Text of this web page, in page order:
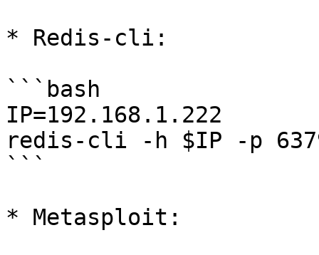
* Redis-cli:
```bash
IP=192.168.1.222
redis-cli -h $IP -p
```
* Metasploit: